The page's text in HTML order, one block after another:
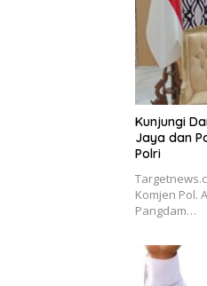
Kunjungi
Jaya dan
Polri
Komjen Pol.
Pangdam…